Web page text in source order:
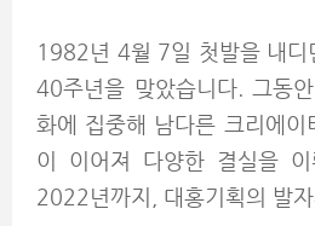
1982년 4월 7일 첫발을 내디
40주년을 맞았습니다. 그동
화에 집중해 남다른 크리에이
이 이어져 다양한 결실을
2022년까지, 대홍기획의 발